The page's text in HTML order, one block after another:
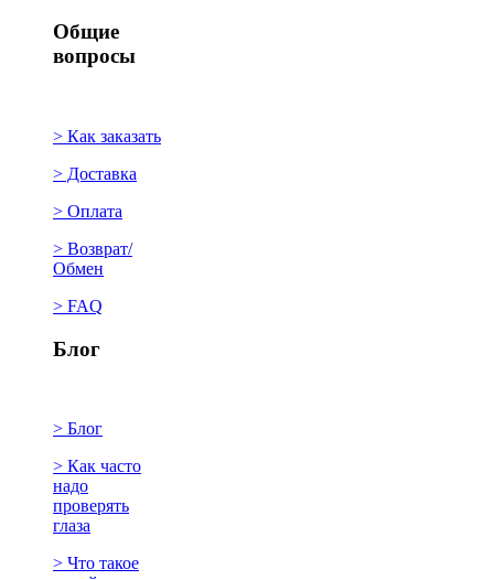
Общие
вопросы
> Как заказать
> Доставка
> Оплата
> Возврат/
Обмен
> FAQ
Блог
> Блог
> Как часто
надо
проверять
глаза
> Что такое